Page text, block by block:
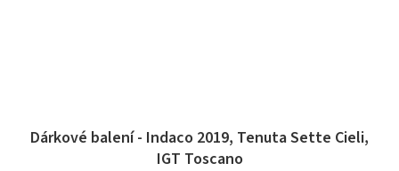
Dárkové balení - Indaco 2019, Tenuta Sette Cieli,
IGT Toscano